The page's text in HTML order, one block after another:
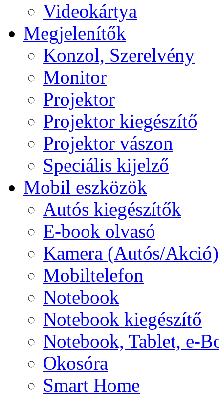
Videokártya
Megjelenítők
Konzol, Szerelvény
Monitor
Projektor
Projektor kiegészítő
Projektor vászon
Speciális kijelző
Mobil eszközök
Autós kiegészítők
E-book olvasó
Kamera (Autós/Akció)
Mobiltelefon
Notebook
Notebook kiegészítő
Notebook, Tablet, e-
Okosóra
Smart Home